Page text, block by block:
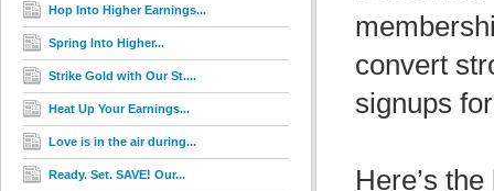
Hop Into Higher Earnings...
Spring Into Higher...
Strike Gold with Our St....
Heat Up Your Earnings...
Love is in the air during...
Ready. Set. SAVE! Our...
convert
signups
Here’s